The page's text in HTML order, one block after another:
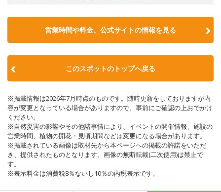
営業時間や料金、公式サイトの情報を見る
このスポットのトップへ戻る
※掲載情報は2026年7月時点のものです。随時更新をしておりますが内
容が変更となっている場合がありますので、事前にご確認の上おでかけ
ください。
※自然災害の影響やその他諸事情により、イベントの開催情報、施設の
営業時間、植物の開花・見頃期間などは変更になる場合があります。
※掲載されている画像は取材先から本ページへの掲載の許諾をいただ
き、提供されたものとなります。画像の無断転載(二次使用)は禁止で
す。
※表示料金は消費税8％ないし10％の内税表示です。